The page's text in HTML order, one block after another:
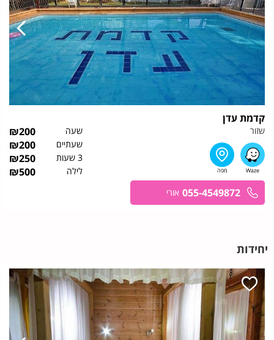
קדמת עדן
שזור שעה ₪200
שעתיים ₪200
3 שעות ₪250
לילה ₪500
055-4549872 אורי
יחידות